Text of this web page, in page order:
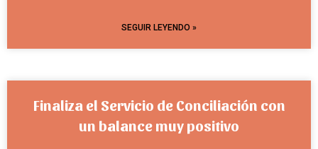
SEGUIR LEYENDO »
Finaliza el Servicio de Conciliación con
un balance muy positivo